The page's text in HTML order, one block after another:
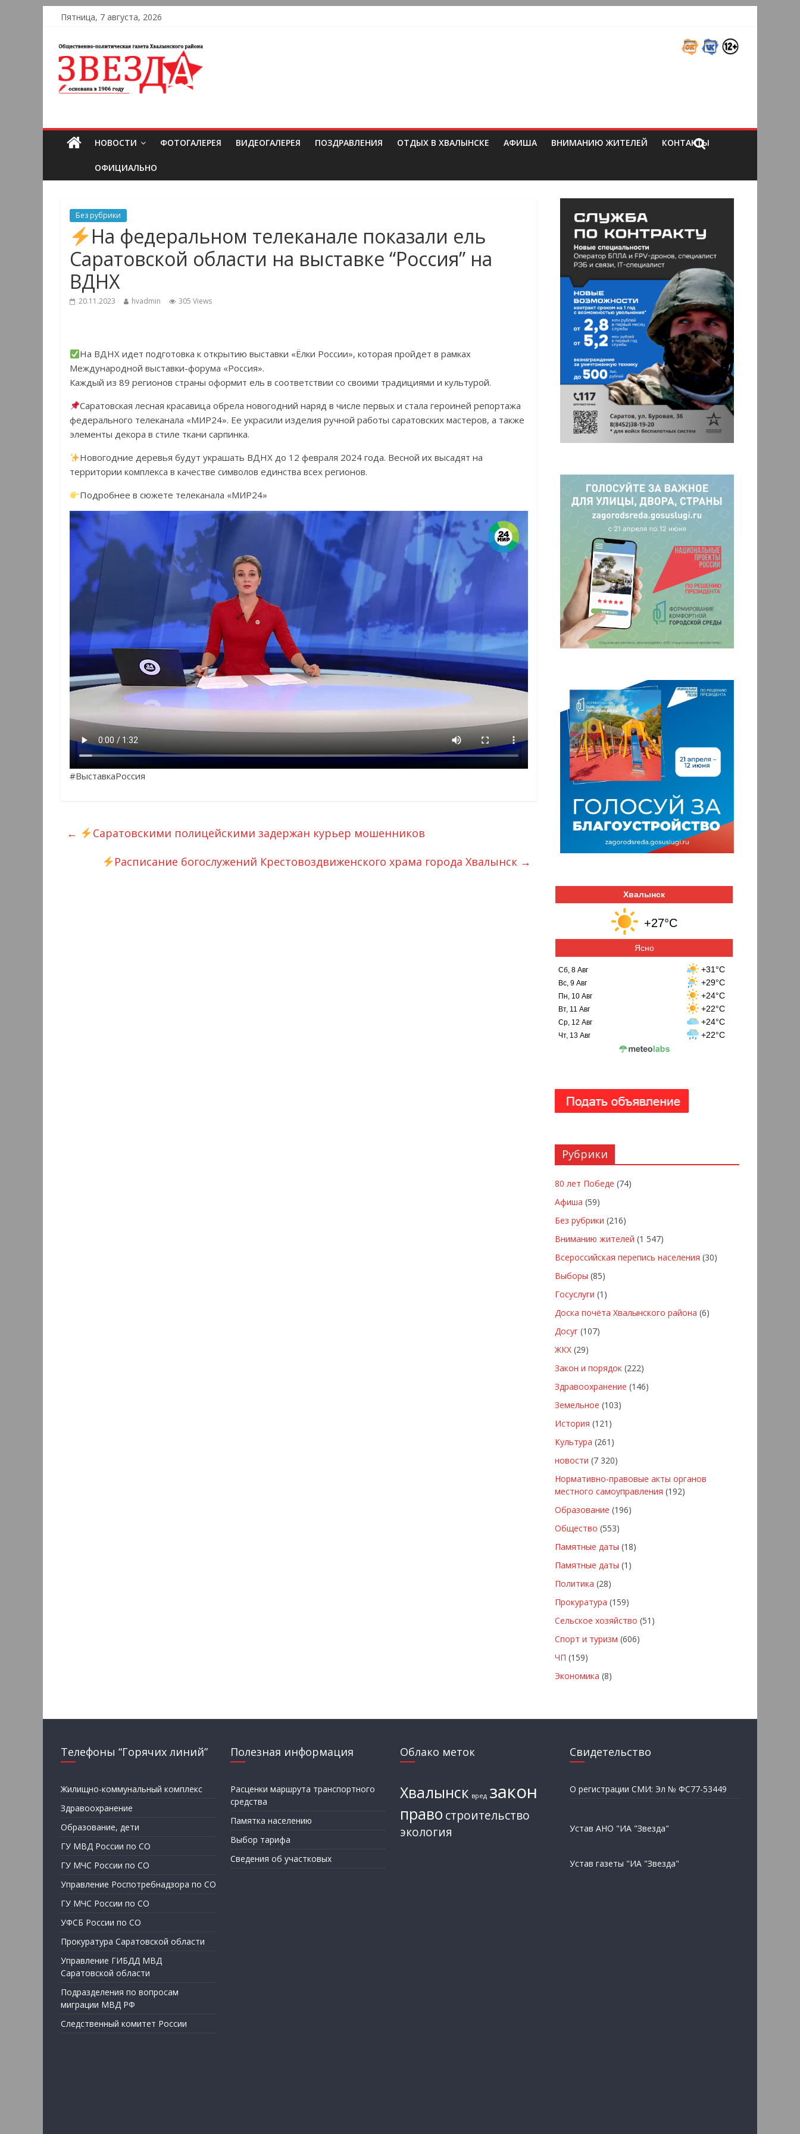
Пятница, 7 августа, 2026
НОВОСТИ ФОТОГАЛЕРЕЯ ВИДЕОГАЛЕРЕЯ ПОЗДРАВЛЕНИЯ ОТДЫХ В ХВАЛЫНСКЕ АФИША ВНИМАНИЮ ЖИТЕЛЕЙ КОНТАКТЫ
ОФИЦИАЛЬНО
Без рубрики
На федеральном телеканале показали ель
Саратовской области на выставке “Россия” на
ВДНХ
20.11.2023 hvadmin 305 Views
На ВДНХ идет подготовка к открытию выставки «Ёлки России», которая пройдет в рамках
Международной выставки-форума «Россия».
Каждый из 89 регионов страны оформит ель в соответствии со своими традициями и культурой.
Саратовская лесная красавица обрела новогодний наряд в числе первых и стала героиней репортажа
федерального телеканала «МИР24». Ее украсили изделия ручной работы саратовских мастеров, а также
элементы декора в стиле ткани сарпинка.
Новогодние деревья будут украшать ВДНХ до 12 февраля 2024 года. Весной их высадят на
территории комплекса в качестве символов единства всех регионов.
Подробнее в сюжете телеканала «МИР24»
#ВыставкаРоссия
←
Саратовскими полицейскими задержан курьер мошенников
Расписание богослужений Крестовоздвиженского храма города Хвалынск →
Хвалынск
+27°C
Ясно
Сб, 8 Авг +31°C
Вс, 9 Авг +29°C
Пн, 10 Авг +24°C
Вт, 11 Авг +22°C
Ср, 12 Авг +24°C
Чт, 13 Авг +22°C
Рубрики
80 лет Победе (74)
Афиша (59)
Без рубрики (216)
Вниманию жителей (1 547)
Всероссийская перепись населения (30)
Выборы (85)
Госуслуги (1)
Доска почёта Хвалынского района (6)
Досуг (107)
ЖКХ (29)
Закон и порядок (222)
Здравоохранение (146)
Земельное (103)
История (121)
Культура (261)
новости (7 320)
Нормативно-правовые акты органов
местного самоуправления (192)
Образование (196)
Общество (553)
Памятные даты (18)
Памятные даты (1)
Политика (28)
Прокуратура (159)
Сельское хозяйство (51)
Спорт и туризм (606)
ЧП (159)
Экономика (8)
Телефоны “Горячих линий”
Жилищно-коммунальный комплекс
Здравоохранение
Образование, дети
ГУ МВД России по СО
ГУ МЧС России по СО
Управление Роспотребнадзора по СО
ГУ МЧС России по СО
УФСБ России по СО
Прокуратура Саратовской области
Управление ГИБДД МВД
Саратовской области
Подразделения по вопросам
миграции МВД РФ
Следственный комитет России
Полезная информация
Расценки маршрута транспортного
средства
Памятка населению
Выбор тарифа
Сведения об участковых
Облако меток
Хвалынск вред закон
право строительство
экология
Свидетельство
О регистрации СМИ: Эл № ФС77-53449
Устав АНО "ИА "Звезда"
Устав газеты "ИА "Звезда"